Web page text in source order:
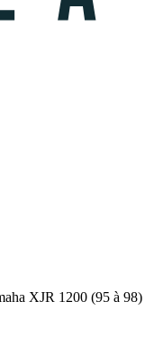
XJR 1200 (95 à 98)